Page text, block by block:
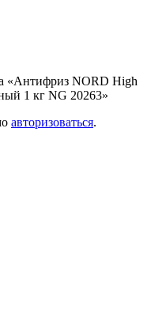
«Антифриз NORD High
1 кг NG 20263»
авторизоваться.